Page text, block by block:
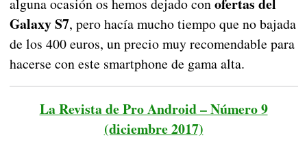
Galaxy S7, pero hacía mucho tiempo que no bajada
de los 400 euros, un precio muy recomendable para
hacerse con este smartphone de gama alta.
La Revista de Pro Android – Número 9
(diciembre 2017)